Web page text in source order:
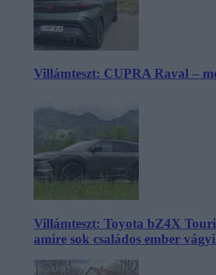
Villámteszt: CUPRA Raval –
Villámteszt: Toyota bZ4X
amire sok családos ember